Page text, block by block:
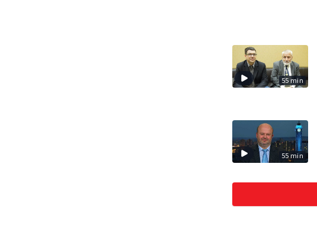
55 min
55 min